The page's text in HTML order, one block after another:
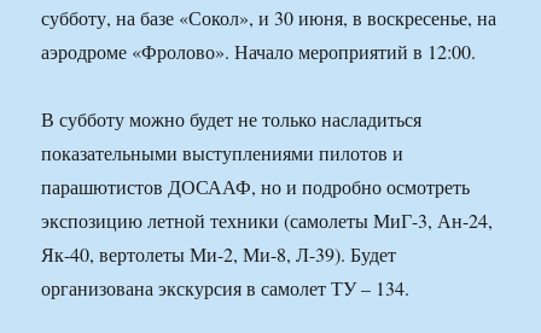
субботу, на базе «Сокол», и 30 июня, в воскресенье, на
аэродроме «Фролово». Начало мероприятий в 12:00.
В субботу можно будет не только насладиться
показательными выступлениями пилотов и
парашютистов ДОСААФ, но и подробно осмотреть
экспозицию летной техники (самолеты МиГ-3, Ан-24,
Як-40, вертолеты Ми-2, Ми-8, Л-39). Будет
организована экскурсия в самолет ТУ – 134.